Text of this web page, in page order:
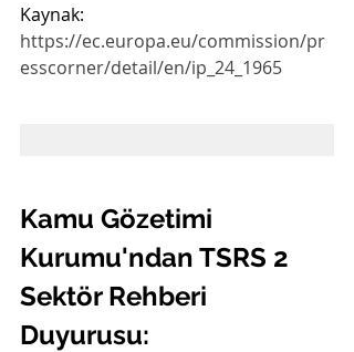
Kaynak:
https://ec.europa.eu/commission/pr
esscorner/detail/en/ip_24_1965
Kamu Gözetimi
Kurumu'ndan TSRS 2
Sektör Rehberi
Duyurusu: